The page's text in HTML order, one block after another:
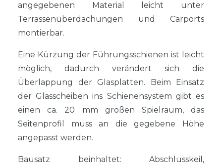
angegebenen Material leicht unter
Terrassenüberdachungen und Carports
montierbar.
Eine Kürzung der Führungsschienen ist leicht
möglich, dadurch verändert sich die
Überlappung der Glasplatten. Beim Einsatz
der Glasscheiben ins Schienensystem gibt es
einen ca. 20 mm großen Spielraum, das
Seitenprofil muss an die gegebene Höhe
angepasst werden.
Bausatz beinhaltet: Abschlusskeil,